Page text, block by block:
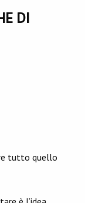
DI
tutto quello